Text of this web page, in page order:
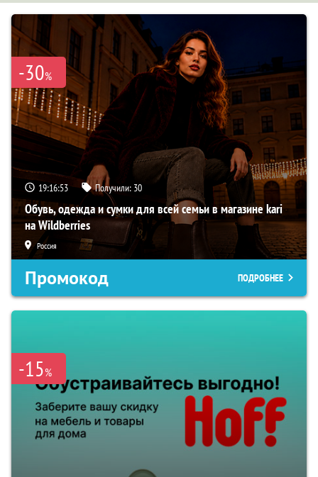
-30%
19:16:51 Получили: 30
Обувь, одежда и сумки для всей семьи в магазине kari
на Wildberries
Россия
Промокод ПОДРОБНЕЕ
-15%